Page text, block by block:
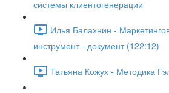
системы клиентогенерации
Илья Балахнин -
инструмент - документ (122:12)
Татьяна Кожух - Методика